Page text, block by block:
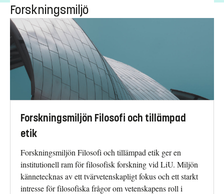
Forskningsmiljö
Forskningsmiljön Filosofi och tillämpad
etik
Forskningsmiljön Filosofi och tillämpad etik ger en
institutionell ram för filosofisk forskning vid LiU. Miljön
kännetecknas av ett tvärvetenskapligt fokus och ett starkt
intresse för filosofiska frågor om vetenskapens roll i